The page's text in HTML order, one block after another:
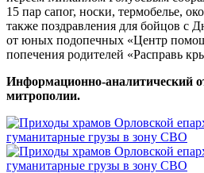
15 пар сапог, носки, термобелье,
также поздравления для бойцов с
от юных подопечных «Центр
попечения родителей «Расправь
Информационно-аналитический
митрополии.